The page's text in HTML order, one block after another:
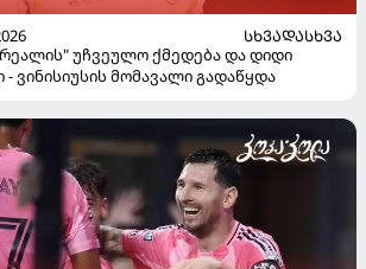
ᲡᲮᲕᲐᲓᲐᲡᲮᲕᲐ
უჩვეულო ქმედება და დიდი
- ვინისიუსის მომავალი გადაწყდა